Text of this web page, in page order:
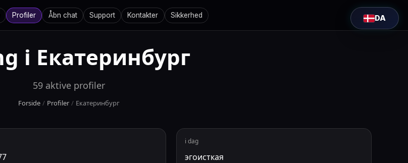
Profiler Åbn chat Support Kontakter Sikkerhed DA
i Екатеринбург
59 aktive profiler
Forside / Profiler / Екатеринбург
i dag
эгоисткая